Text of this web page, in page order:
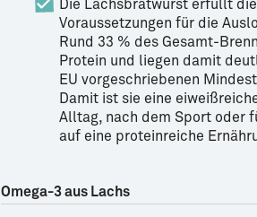
Die Lachsbratwurst erfüllt
Voraussetzungen für die
Rund 33 % des Gesamt-
Protein und liegen damit
EU vorgeschriebenen
Damit ist sie eine
Alltag, nach dem Sport oder
auf eine proteinreiche
Omega-3 aus Lachs